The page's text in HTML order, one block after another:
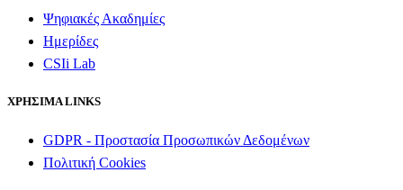
Ψηφιακές Ακαδημίες
Ημερίδες
CSIi Lab
ΧΡΗΣΙΜΑ LINKS
GDPR - Προστασία Προσωπικών Δεδομένων
Πολιτική Cookies